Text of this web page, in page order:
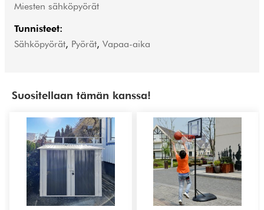
Miesten sähköpyörät
Tunnisteet:
Sähköpyörät, Pyörät, Vapaa-aika
Suositellaan tämän kanssa!